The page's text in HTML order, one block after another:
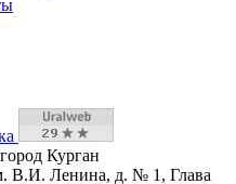
Курган
В.И. Ленина, д. № 1, Глава